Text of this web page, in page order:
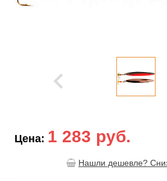
Цена: 1 283 руб.
Нашли дешевле?